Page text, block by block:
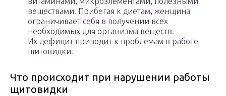
веществами. Прибегая к диетам, женщина
ограничивает себя в получении всех
необходимых для организма веществ.
Их дефицит приводит к проблемам в работе
щитовидки.
Что происходит при нарушении работы
щитовидки